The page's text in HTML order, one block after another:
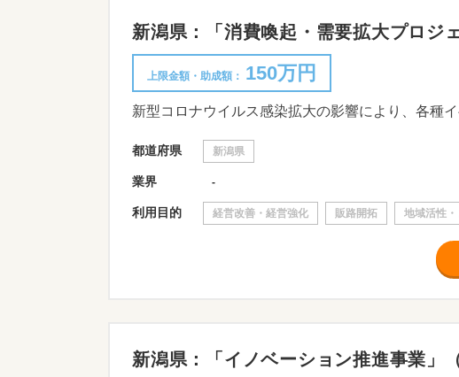
新潟県：「消費喚起・需要拡大プロジ
上限金額・助成額： 150万円
都道府県 新潟県
業界 -
利用目的 経営改善・経営強化 販路開拓 地域活性
新潟県：「イノベーション推進事業」